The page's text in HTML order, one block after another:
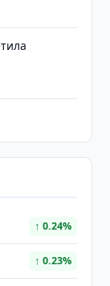
↑ 0.24%
↑ 0.23%